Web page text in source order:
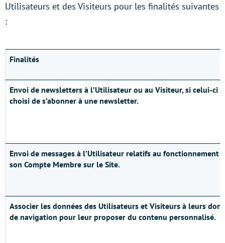
Utilisateurs et des Visiteurs pour les finalités suivantes
:
Finalités
Envoi de newsletters à l’Utilisateur ou au Visiteur, si celui-ci a
choisi de s’abonner à une newsletter.
Envoi de messages à l’Utilisateur relatifs au fonctionnement
son Compte Membre sur le Site.
Associer les données des Utilisateurs et Visiteurs à leurs
de navigation pour leur proposer du contenu personnalisé.